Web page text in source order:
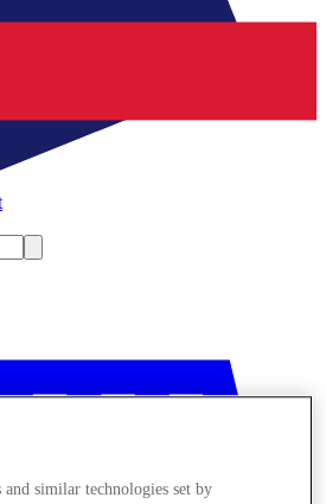
and similar technologies set by